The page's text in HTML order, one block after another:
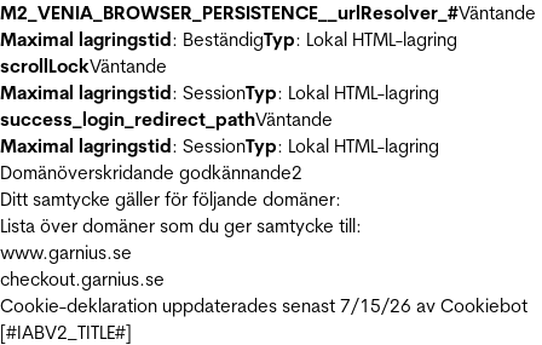
M2_VENIA_BROWSER_PERSISTENCE__urlResolver_#Väntande
Maximal lagringstid: BeständigTyp: Lokal HTML-lagring
scrollLockVäntande
Maximal lagringstid: SessionTyp: Lokal HTML-lagring
success_login_redirect_pathVäntande
Maximal lagringstid: SessionTyp: Lokal HTML-lagring
Domänöverskridande godkännande2
Ditt samtycke gäller för följande domäner:
Lista över domäner som du ger samtycke till:
www.garnius.se
checkout.garnius.se
Cookie-deklaration uppdaterades senast 7/15/26 av Cookiebot
[#IABV2_TITLE#]